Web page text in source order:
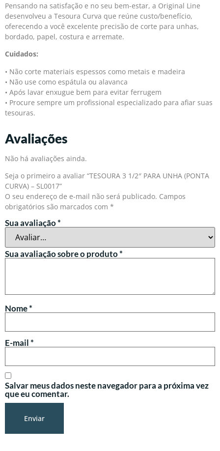
Pensando na satisfação e no seu bem-estar, a Original Line
desenvolveu a Tesoura Curva que reúne custo/benefício,
oferecendo a você excelente precisão de corte para unhas,
bordado, papel, costura e arremate.
Cuidados:
• Não corte materiais espessos como metais e madeira
• Não use como espátula ou alavanca
• Após lavar enxugue bem para evitar ferrugem
• Procure sempre um profissional especializado para afiar suas
tesouras.
Avaliações
Não há avaliações ainda.
Seja o primeiro a avaliar “TESOURA 3 1/2″ PARA UNHA (PONTA
CURVA) – SL0017”
O seu endereço de e-mail não será publicado. Campos
obrigatórios são marcados com *
Sua avaliação*
Sua avaliação sobre o produto*
Nome*
E-mail*
Salvar meus dados neste navegador para a próxima vez
que eu comentar.